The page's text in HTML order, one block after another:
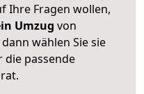
Ihre Fragen wollen,
Umzug von
wählen Sie sie
die passende